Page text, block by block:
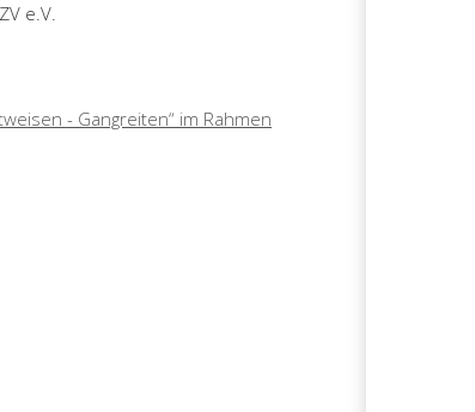
e.V.
- Gangreiten“ im Rahmen